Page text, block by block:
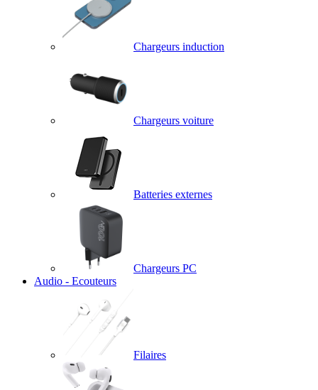
Chargeurs induction
Chargeurs voiture
Batteries externes
Chargeurs PC
Audio - Ecouteurs
Filaires